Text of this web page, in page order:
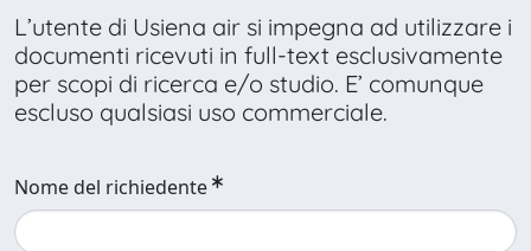
L’utente di Usiena air si impegna ad utilizzare i
documenti ricevuti in full-text esclusivamente
per scopi di ricerca e/o studio. E’ comunque
escluso qualsiasi uso commerciale.
Nome del richiedente